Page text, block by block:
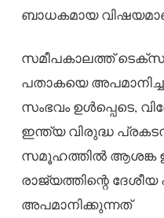
ബാധകമായ
സമീപകാലത്ത്
പതാകയെ
സംഭവം ഉൾപ്പെടെ,
ഇന്ത്യ വിരുദ്ധ
സമൂഹത്തിൽ ആശങ്ക
രാജ്യത്തിന്റെ
അപമാനിക്കുന്നത്